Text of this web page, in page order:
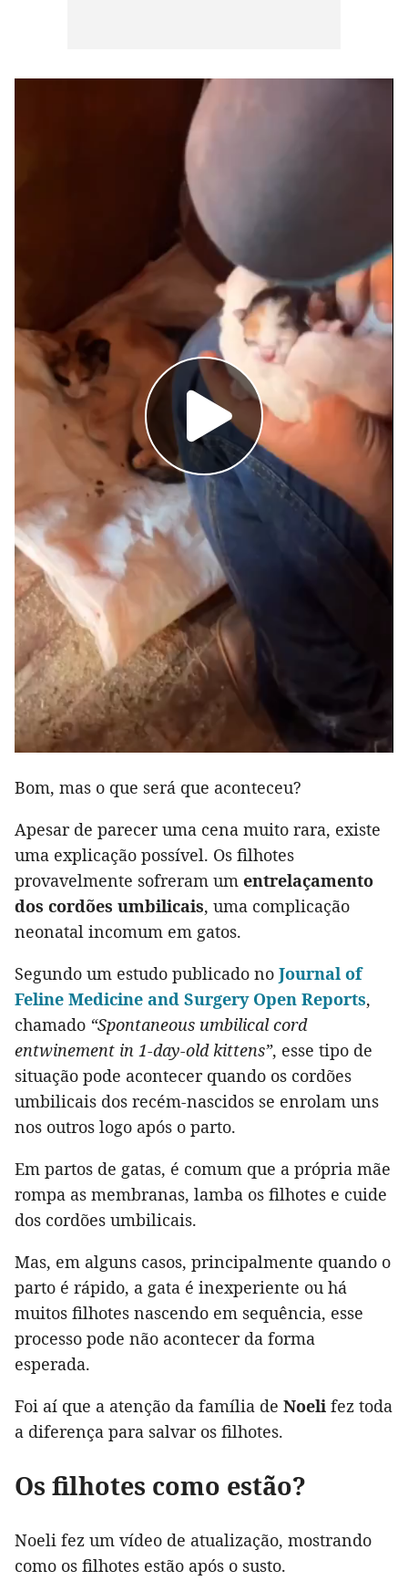
Bom, mas o que será que aconteceu?
Apesar de parecer uma cena muito rara, existe
uma explicação possível. Os filhotes
provavelmente sofreram um entrelaçamento
dos cordões umbilicais, uma complicação
neonatal incomum em gatos.
Segundo um estudo publicado no Journal of
Feline Medicine and Surgery Open Reports,
chamado “Spontaneous umbilical cord
entwinement in 1-day-old kittens”, esse tipo de
situação pode acontecer quando os cordões
umbilicais dos recém-nascidos se enrolam uns
nos outros logo após o parto.
Em partos de gatas, é comum que a própria mãe
rompa as membranas, lamba os filhotes e cuide
dos cordões umbilicais.
Mas, em alguns casos, principalmente quando o
parto é rápido, a gata é inexperiente ou há
muitos filhotes nascendo em sequência, esse
processo pode não acontecer da forma
esperada.
Foi aí que a atenção da família de Noeli fez toda
a diferença para salvar os filhotes.
Os filhotes como estão?
Noeli fez um vídeo de atualização, mostrando
como os filhotes estão após o susto.